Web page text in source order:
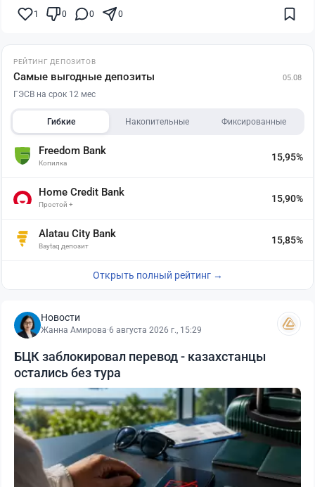
1 0 0 0
РЕЙТИНГ ДЕПОЗИТОВ
Самые выгодные депозиты 05.08
ГЭСВ на срок 12 мес
Гибкие Накопительные Фиксированные
Freedom Bank
Копилка
15,95%
Home Credit Bank
Простой +
15,90%
Alatau City Bank
Baytaq депозит
15,85%
Открыть полный рейтинг →
Новости
Жанна Амирова·6 августа 2026 г., 15:29
БЦК заблокировал перевод - казахстанцы
остались без тура